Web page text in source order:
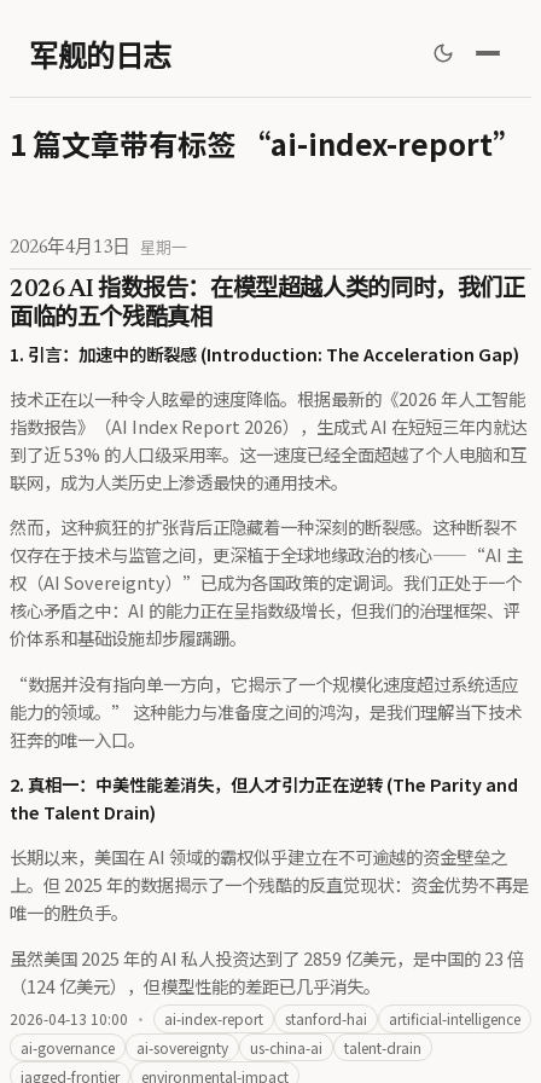
军舰的日志
1 篇文章带有标签 “ai-index-report”
2026年4月13日 星期一
2026 AI 指数报告：在模型超越人类的同时，我们正
面临的五个残酷真相
1. 引言：加速中的断裂感 (Introduction: The Acceleration Gap)
技术正在以一种令人眩晕的速度降临。根据最新的《2026 年人工智能
指数报告》（AI Index Report 2026），生成式 AI 在短短三年内就达
到了近 53% 的人口级采用率。这一速度已经全面超越了个人电脑和互
联网，成为人类历史上渗透最快的通用技术。
然而，这种疯狂的扩张背后正隐藏着一种深刻的断裂感。这种断裂不
仅存在于技术与监管之间，更深植于全球地缘政治的核心——“AI 主
权（AI Sovereignty）”已成为各国政策的定调词。我们正处于一个
核心矛盾之中：AI 的能力正在呈指数级增长，但我们的治理框架、评
价体系和基础设施却步履蹒跚。
“数据并没有指向单一方向，它揭示了一个规模化速度超过系统适应
能力的领域。” 这种能力与准备度之间的鸿沟，是我们理解当下技术
狂奔的唯一入口。
2. 真相一：中美性能差消失，但人才引力正在逆转 (The Parity and
the Talent Drain)
长期以来，美国在 AI 领域的霸权似乎建立在不可逾越的资金壁垒之
上。但 2025 年的数据揭示了一个残酷的反直觉现状：资金优势不再是
唯一的胜负手。
虽然美国 2025 年的 AI 私人投资达到了 2859 亿美元，是中国的 23 倍
（124 亿美元），但模型性能的差距已几乎消失。
2026-04-13 10:00 · ai-index-report stanford-hai
artificial-intelligence
ai-governance
ai-sovereignty us-china-ai
talent-drain
jagged-frontier
environmental-impact